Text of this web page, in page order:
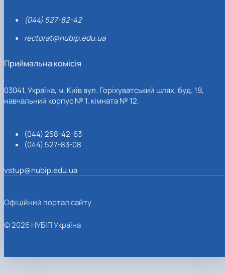
(044) 527-82-42
rectorat@nubip.edu.ua
Приймальна комісія
03041, Україна, м. Київ вул. Горіхуватський шлях, буд. 19,
навчальний корпус № 1, кімната № 12.
(044) 258-42-63
(044) 527-83-08
vstup@nubip.edu.ua
Офіційний портал сайту
© 2026 НУБІП Україна